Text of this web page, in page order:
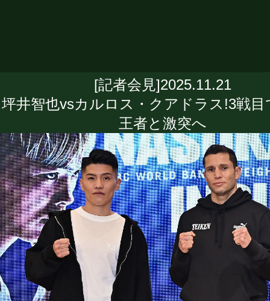
[記者会見]2025.11.21
坪井智也vsカルロス・クアドラス!3戦目
王者と激突へ